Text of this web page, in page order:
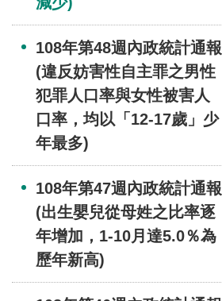
108年第48週內政統計通報
(違反妨害性自主罪之男性
犯罪人口率與女性被害人
口率，均以「12-17歲」少
年最多)
108年第47週內政統計通報
(出生嬰兒從母姓之比率逐
年增加，1-10月達5.0％為
歷年新高)